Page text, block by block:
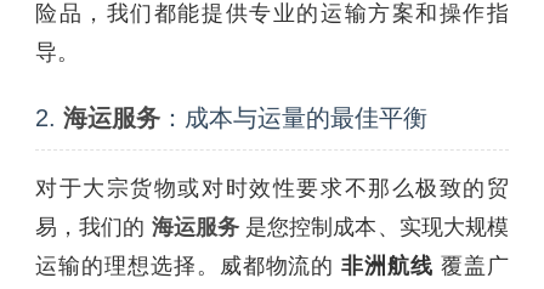
险品，我们都能提供专业的运输方案和操作指
导。
2. 海运服务 ：成本与运量的最佳平衡
对于大宗货物或对时效性要求不那么极致的贸
易，我们的 海运服务 是您控制成本、实现大规模
运输的理想选择。威都物流的非洲航线覆盖广